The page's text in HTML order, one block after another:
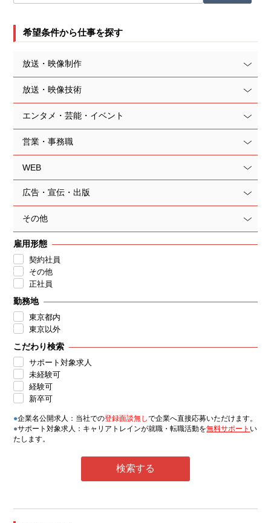
希望条件から仕事を探す
放送・映像制作
放送・映像技術
エンタメ・芸能・イベント
営業・事務職
WEB
広告・宣伝・出版
その他
雇用形態
契約社員
その他
正社員
勤務地
東京都内
東京以外
こだわり検索
サポート対象求人
未経験可
経験可
新卒可
●企業名公開求人：当社での登録面談無しで企業へ直接応募いただけます。
●サポート対象求人：キャリアトレインが就職・転職活動を無料サポート い
たします。